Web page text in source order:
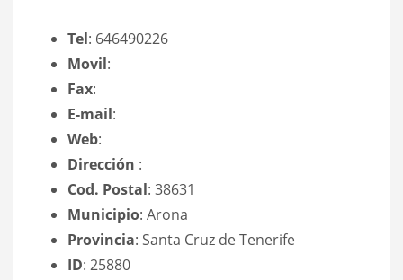
Tel: 646490226
Movil:
Fax:
E-mail:
Web:
Dirección :
Cod. Postal: 38631
Municipio: Arona
Provincia: Santa Cruz de Tenerife
ID: 25880